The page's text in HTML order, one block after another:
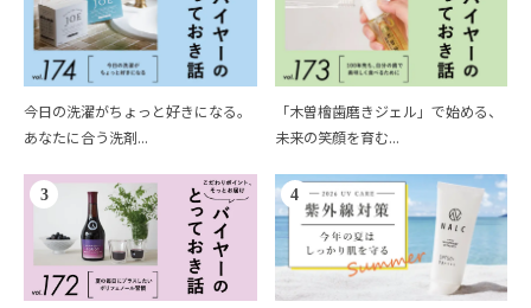
今日の洗濯がちょっと好きになる。
あなたに合う洗剤...
「木曽檜歯磨きジェル」で始める、
未来の笑顔を育む...
3 4